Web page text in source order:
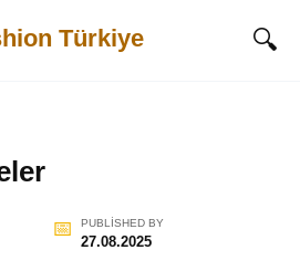
Türkiye
PUBLISHED BY
27.08.2025